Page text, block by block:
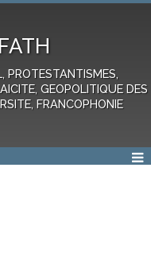
PROTESTANTISMES,
GEOPOLITIQUE DES
FRANCOPHONIE